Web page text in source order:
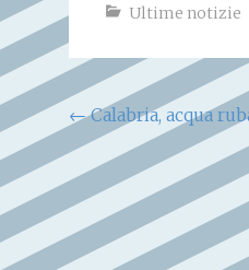
Ultime notizie
Navigazione
articoli
←Calabria, acqua